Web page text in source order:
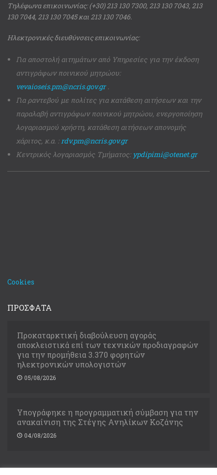
Τηλέφωνα επικοινωνίας: (+30) 213 130 7300, 213 130 7043, 213
130 7044, 213 130 7045 και 213 130 7046.
Ηλεκτρονικές διευθύνσεις επικοινωνίας:
Για αποστολή αιτημάτων από Υπηρεσίες για την έκδοση
αντιγράφων ποινικού μητρώου:
vevaioseis.pm@ncris.gov.gr.
Για ραντεβού με πολίτες για κατάθεση αιτήσεων και την
παραλαβή αντιγράφων ποινικού μητρώου, ενεργοποίηση
λογαριασμού χρήστη, κατάθεση αιτήσεων απονομής
χάριτος, κ.α. : rdv.pm@ncris.gov.gr
Κεντρικός λογαριασμός Τμήματος: ypdipimi@otenet.gr
Cookies
ΠΡΟΣΦΑΤΑ
Προκαταρκτική διαβούλευση αγοράς
αποκλειστικά επί των τεχνικών προδιαγραφών
για την προμήθεια 3.370 φορητών
ηλεκτρονικών υπολογιστών
05/08/2026
Υπογράφηκε η προγραμματική σύμβαση για την
ανακαίνιση της Στέγης Ανηλίκων Κοζάνης
04/08/2026